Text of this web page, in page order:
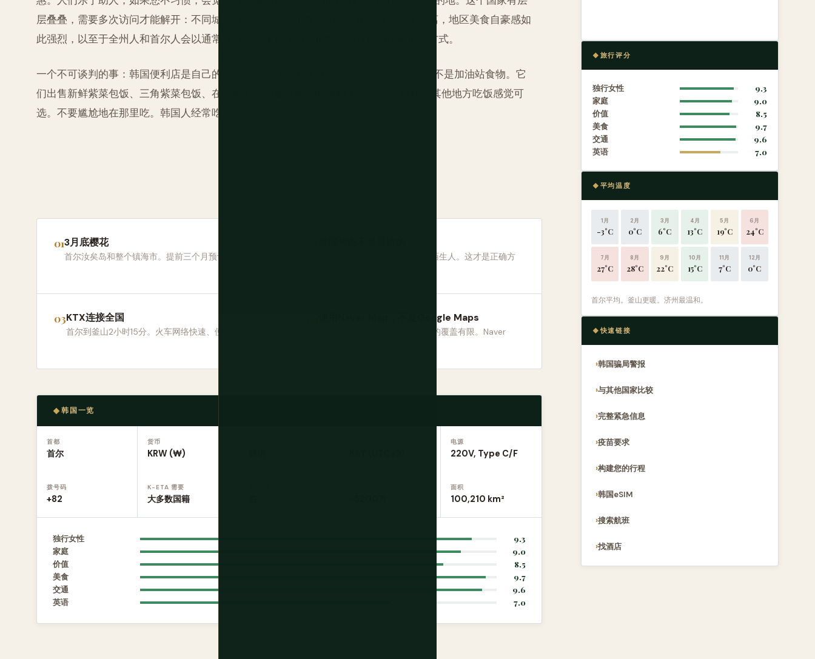
层叠叠，需要多次访问才能解开：不同城市有完全不同的个性，山区文化与城市文化分离，地区美食自豪感如
此强烈，以至于全州人和首尔人会以通常保留给法律程序的严肃性辩论拌饭的正确准备方式。
一个不可谈判的事：韩国便利店是自己的美食类别。GS25、CU、7-Eleven韩国——这些不是加油站食物。它
们出售新鲜紫菜包饭、三角紫菜包饭、在店内煮的即食拉面、hodduk和热小吃，价格让其他地方吃饭感觉可
选。不要尴尬地在那里吃。韩国人经常吃。
3月底樱花
首尔汝矣岛和整个镇海市。提前三个月预订。
午夜samgyeopsal和烧酒。与陌生人。这才是正确方
KTX连接全国
首尔到釜山2小时15分。火车网络快速、便宜且准时。
使用Naver Map，不是Google Maps
由于数据法律，Google在韩国的覆盖有限。Naver
韩国一览
首都
首尔
货币
KRW (₩)
电源
220V, Type C/F
拨号码
+82
K-ETA 需要
大多数国籍
面积
100,210 km²
独行女性
9.3
家庭
9.0
价值
8.5
美食
9.7
交通
9.6
英语
7.0
旅行评分
独行女性
9.3
家庭
9.0
价值
8.5
美食
9.7
交通
9.6
英语
7.0
平均温度
1月
-3°C
2月
0°C
3月
6°C
4月
13°C
5月
19°C
6月
24°C
7月
27°C
8月
28°C
9月
22°C
10月
15°C
11月
7°C
12月
0°C
首尔平均。釜山更暖。济州最温和。
快速链接
韩国骗局警报
与其他国家比较
完整紧急信息
疫苗要求
构建您的行程
韩国eSIM
搜索航班
找酒店